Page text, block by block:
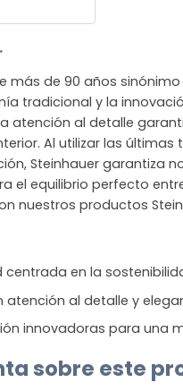
más de 90 años
tradicional y la
atención al detalle
Al utilizar las
Steinhauer garantiza
el equilibrio perfecto
nuestros productos
centrada en la
atención al detalle y
innovadoras para una
sobre este